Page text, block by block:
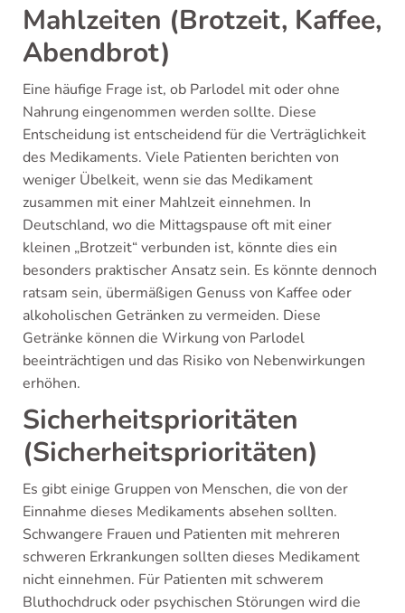
Mahlzeiten (Brotzeit, Kaffee,
Abendbrot)
Eine häufige Frage ist, ob Parlodel mit oder ohne
Nahrung eingenommen werden sollte. Diese
Entscheidung ist entscheidend für die Verträglichkeit
des Medikaments. Viele Patienten berichten von
weniger Übelkeit, wenn sie das Medikament
zusammen mit einer Mahlzeit einnehmen. In
Deutschland, wo die Mittagspause oft mit einer
kleinen „Brotzeit“ verbunden ist, könnte dies ein
besonders praktischer Ansatz sein. Es könnte dennoch
ratsam sein, übermäßigen Genuss von Kaffee oder
alkoholischen Getränken zu vermeiden. Diese
Getränke können die Wirkung von Parlodel
beeinträchtigen und das Risiko von Nebenwirkungen
erhöhen.
Sicherheitsprioritäten
(Sicherheitsprioritäten)
Es gibt einige Gruppen von Menschen, die von der
Einnahme dieses Medikaments absehen sollten.
Schwangere Frauen und Patienten mit mehreren
schweren Erkrankungen sollten dieses Medikament
nicht einnehmen. Für Patienten mit schwerem
Bluthochdruck oder psychischen Störungen wird die